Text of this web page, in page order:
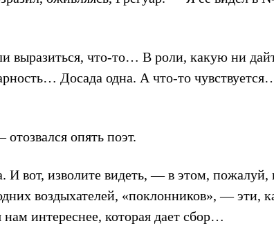
выразиться, что-то… В роли, какую ни
Досада одна. А что-то
опять поэт.
И вот, изволите видеть, — в этом, пожалуй,
воздыхателей, «поклонников», — эти,
интереснее, которая дает сбор…